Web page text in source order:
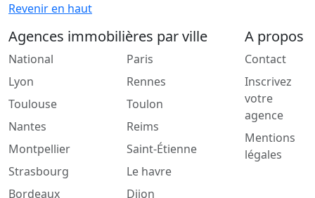
Revenir en haut
Agences immobilières par ville
National
Lyon
Toulouse
Nantes
Montpellier
Strasbourg
Bordeaux
Paris
Rennes
Toulon
Reims
Saint-Étienne
Le havre
Dijon
A propos
Contact
Inscrivez
votre
agence
Mentions
légales